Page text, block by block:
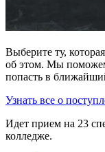
Выберите ту,
об этом. Мы
попасть в
Узнать все о
Идет прием на 23
колледже.